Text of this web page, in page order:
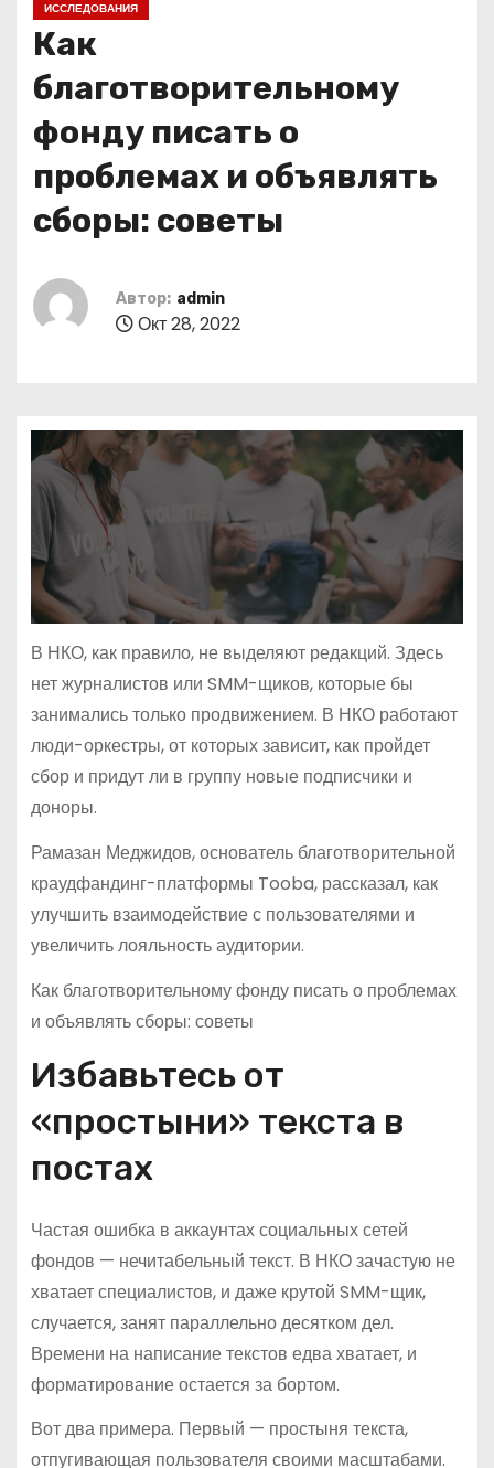
ИССЛЕДОВАНИЯ
Как
благотворительному
фонду писать о
проблемах и объявлять
сборы: советы
Автор: admin
Окт 28, 2022
В НКО, как правило, не выделяют редакций. Здесь
нет журналистов или SMM-щиков, которые бы
занимались только продвижением. В НКО работают
люди-оркестры, от которых зависит, как пройдет
сбор и придут ли в группу новые подписчики и
доноры.
Рамазан Меджидов, основатель благотворительной
краудфандинг-платформы Tooba, рассказал, как
улучшить взаимодействие с пользователями и
увеличить лояльность аудитории.
Как благотворительному фонду писать о проблемах
и объявлять сборы: советы
Избавьтесь от
«простыни» текста в
постах
Частая ошибка в аккаунтах социальных сетей
фондов — нечитабельный текст. В НКО зачастую не
хватает специалистов, и даже крутой SMM-щик,
случается, занят параллельно десятком дел.
Времени на написание текстов едва хватает, и
форматирование остается за бортом.
Вот два примера. Первый — простыня текста,
отпугивающая пользователя своими масштабами.